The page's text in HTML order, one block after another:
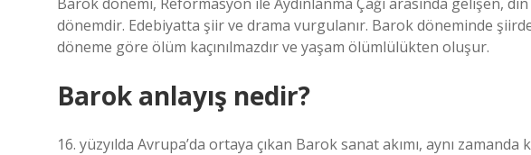
dönemdir. Edebiyatta şiir ve drama vurgulanır. Barok döneminde
döneme göre ölüm kaçınılmazdır ve yaşam ölümlülükten oluşur.
Barok anlayış nedir?
16. yüzyılda Avrupa’da ortaya çıkan Barok sanat akımı, aynı